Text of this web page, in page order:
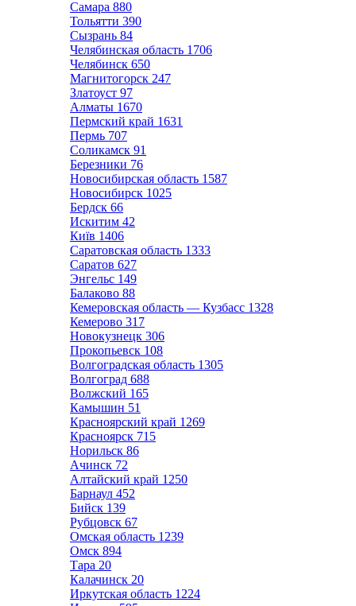
Самара 880
Тольятти 390
Сызрань 84
Челябинская область 1706
Челябинск 650
Магнитогорск 247
Златоуст 97
Алматы 1670
Пермский край 1631
Пермь 707
Соликамск 91
Березники 76
Новосибирская область 1587
Новосибирск 1025
Бердск 66
Искитим 42
Київ 1406
Саратовская область 1333
Саратов 627
Энгельс 149
Балаково 88
Кемеровская область — Кузбасс 1328
Кемерово 317
Новокузнецк 306
Прокопьевск 108
Волгоградская область 1305
Волгоград 688
Волжский 165
Камышин 51
Красноярский край 1269
Красноярск 715
Норильск 86
Ачинск 72
Алтайский край 1250
Барнаул 452
Бийск 139
Рубцовск 67
Омская область 1239
Омск 894
Тара 20
Калачинск 20
Иркутская область 1224